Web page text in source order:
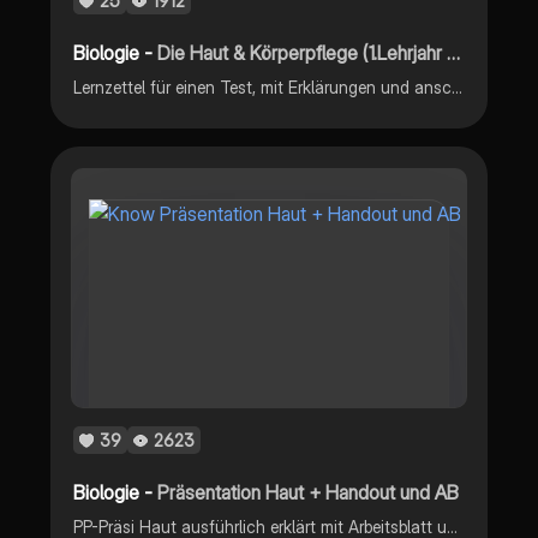
Biologie -Die Haut & Körperpflege (1.Lehrjahr Pflegefachkraft)
Lernzettel für einen Test, mit Erklärungen und anschließender Vokabelliste:)
39 2623
Biologie -Präsentation Haut + Handout und AB
PP-Präsi Haut ausführlich erklärt mit Arbeitsblatt und Handout